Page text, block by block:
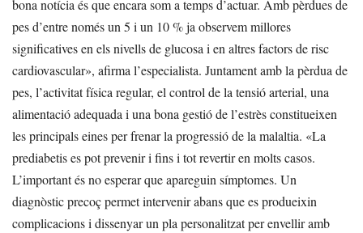
bona notícia és que encara som a temps d’actuar. Amb pèrdues de
pes d’entre només un 5 i un 10 % ja observem millores
significatives en els nivells de glucosa i en altres factors de risc
cardiovascular», afirma l’especialista. Juntament amb la pèrdua de
pes, l’activitat física regular, el control de la tensió arterial, una
alimentació adequada i una bona gestió de l’estrès constitueixen
les principals eines per frenar la progressió de la malaltia. «La
prediabetis es pot prevenir i fins i tot revertir en molts casos.
L’important és no esperar que apareguin símptomes. Un
diagnòstic precoç permet intervenir abans que es produeixin
complicacions i dissenyar un pla personalitzat per envellir amb